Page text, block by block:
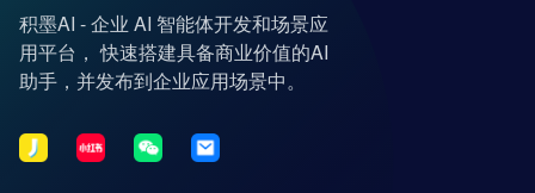
积墨AI - 企业 AI 智能体开发和场景应
用平台， 快速搭建具备商业价值的AI
助手，并发布到企业应用场景中。